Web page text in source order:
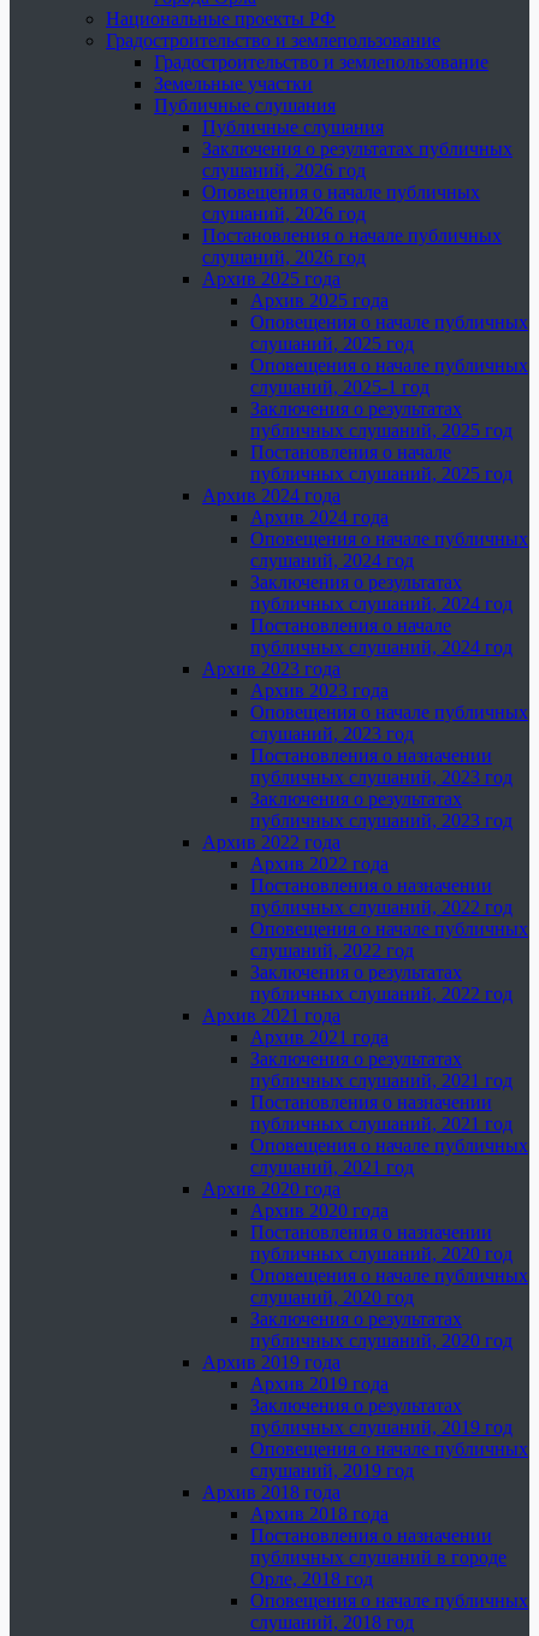
Национальные проекты РФ
Градостроительство и землепользование
Градостроительство и землепользование
Земельные участки
Публичные слушания
Публичные слушания
Заключения о результатах публичных
слушаний, 2026 год
Оповещения о начале публичных
слушаний, 2026 год
Постановления о начале публичных
слушаний, 2026 год
Архив 2025 года
Архив 2025 года
Оповещения о начале публичных
слушаний, 2025 год
Оповещения о начале публичных
слушаний, 2025-1 год
Заключения о результатах
публичных слушаний, 2025 год
Постановления о начале
публичных слушаний, 2025 год
Архив 2024 года
Архив 2024 года
Оповещения о начале публичных
слушаний, 2024 год
Заключения о результатах
публичных слушаний, 2024 год
Постановления о начале
публичных слушаний, 2024 год
Архив 2023 года
Архив 2023 года
Оповещения о начале публичных
слушаний, 2023 год
Постановления о назначении
публичных слушаний, 2023 год
Заключения о результатах
публичных слушаний, 2023 год
Архив 2022 года
Архив 2022 года
Постановления о назначении
публичных слушаний, 2022 год
Оповещения о начале публичных
слушаний, 2022 год
Заключения о результатах
публичных слушаний, 2022 год
Архив 2021 года
Архив 2021 года
Заключения о результатах
публичных слушаний, 2021 год
Постановления о назначении
публичных слушаний, 2021 год
Оповещения о начале публичных
слушаний, 2021 год
Архив 2020 года
Архив 2020 года
Постановления о назначении
публичных слушаний, 2020 год
Оповещения о начале публичных
слушаний, 2020 год
Заключения о результатах
публичных слушаний, 2020 год
Архив 2019 года
Архив 2019 года
Заключения о результатах
публичных слушаний, 2019 год
Оповещения о начале публичных
слушаний, 2019 год
Архив 2018 года
Архив 2018 года
Постановления о назначении
публичных слушаний в городе
Орле, 2018 год
Оповещения о начале публичных
слушаний, 2018 год